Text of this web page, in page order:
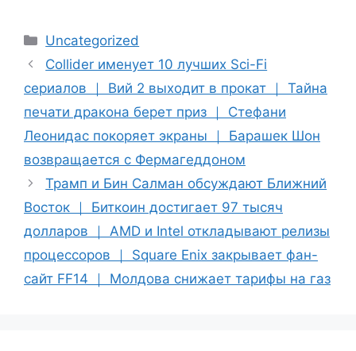
Categories
Uncategorized
Collider именует 10 лучших Sci-Fi
сериалов ｜ Вий 2 выходит в прокат ｜ Тайна
печати дракона берет приз ｜ Стефани
Леонидас покоряет экраны ｜ Барашек Шон
возвращается с Фермагеддоном
Трамп и Бин Салман обсуждают Ближний
Восток ｜ Биткоин достигает 97 тысяч
долларов ｜ AMD и Intel откладывают релизы
процессоров ｜ Square Enix закрывает фан-
сайт FF14 ｜ Молдова снижает тарифы на газ